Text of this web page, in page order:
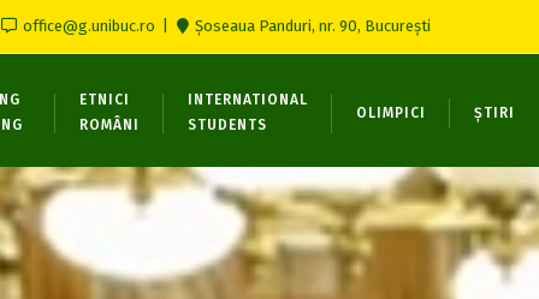
office@g.unibuc.ro Șoseaua Panduri, nr. 90, București
ETNICI
ROMÂNI
INTERNATIONAL
STUDENTS
OLIMPICI ȘTIRI